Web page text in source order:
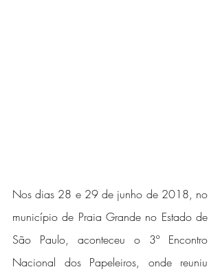
Nos dias 28 e 29 de junho de 2018, no
município de Praia Grande no Estado de
São Paulo, aconteceu o 3º Encontro
Nacional dos Papeleiros, onde reuniu